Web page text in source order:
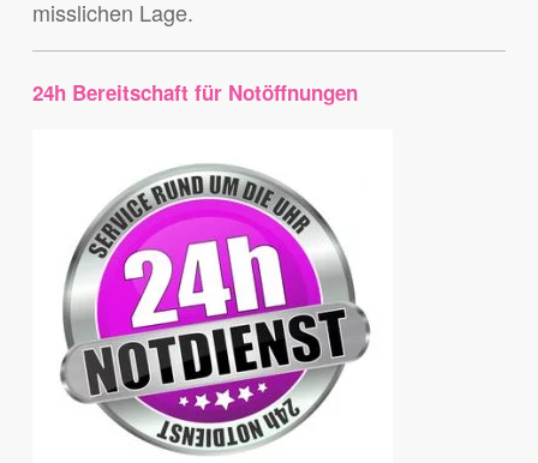
misslichen Lage.
24h Bereitschaft für Notöffnungen